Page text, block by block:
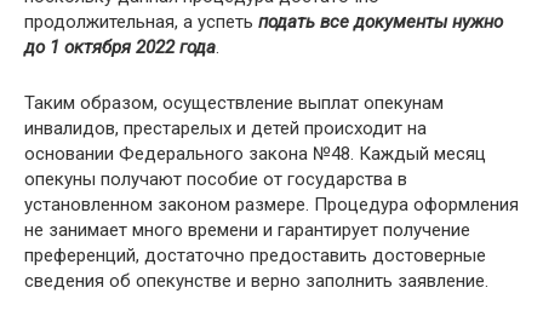
продолжительная, а успеть подать все документы нужно
до 1 октября 2022 года.
Таким образом, осуществление выплат опекунам
инвалидов, престарелых и детей происходит на
основании Федерального закона №48. Каждый месяц
опекуны получают пособие от государства в
установленном законом размере. Процедура оформления
не занимает много времени и гарантирует получение
преференций, достаточно предоставить достоверные
сведения об опекунстве и верно заполнить заявление.